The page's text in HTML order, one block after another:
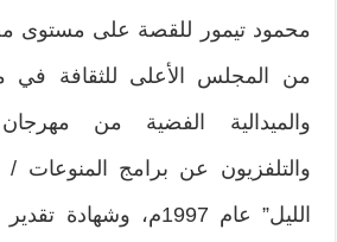
محمود تيمور للقصة على مستوى
والميدالية الفضية من مهرجان
والتلفزيون عن برامج المنوعات
الليل” عام 1997م،